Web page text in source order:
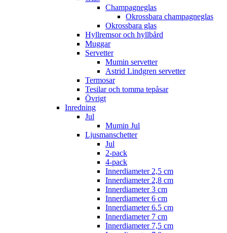
Champagneglas
Okrossbara champagneglas
Okrossbara glas
Hyllremsor och hyllbård
Muggar
Servetter
Mumin servetter
Astrid Lindgren servetter
Termosar
Tesilar och tomma tepåsar
Övrigt
Inredning
Jul
Mumin Jul
Ljusmanschetter
Jul
2-pack
4-pack
Innerdiameter 2,5 cm
Innerdiameter 2,8 cm
Innerdiameter 3 cm
Innerdiameter 6 cm
Innerdiameter 6.5 cm
Innerdiameter 7 cm
Innerdiameter 7,5 cm